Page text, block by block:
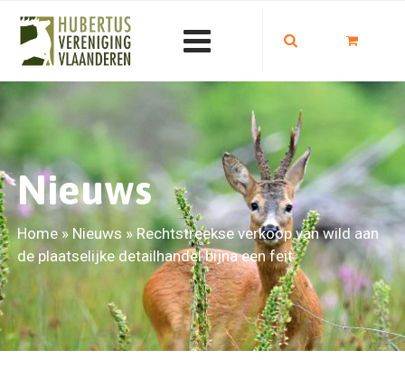
Nieuws
Home» Nieuws » Rechtstreekse verkoop van wild aan
de plaatselijke detailhandel bijna een feit